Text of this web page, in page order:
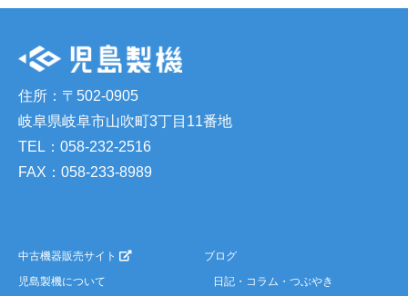
住所：〒502-0905
岐阜県岐阜市山吹町3丁目11番地
TEL：058-232-2516
FAX：058-233-8989
中古機器販売サイト
児島製機について
ブログ
日記・コラム・つぶやき